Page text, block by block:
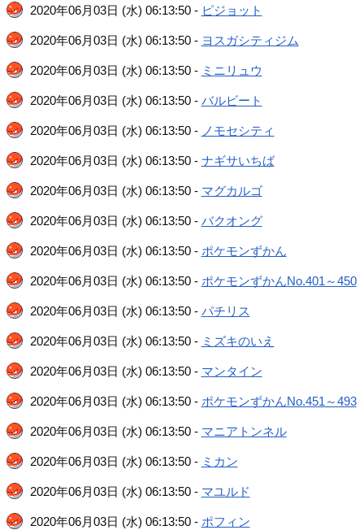
2020年06月03日 (水) 06:13:50 - ピジョット
2020年06月03日 (水) 06:13:50 - ヨスガシティジム
2020年06月03日 (水) 06:13:50 - ミニリュウ
2020年06月03日 (水) 06:13:50 - バルビート
2020年06月03日 (水) 06:13:50 - ノモセシティ
2020年06月03日 (水) 06:13:50 - ナギサいちば
2020年06月03日 (水) 06:13:50 - マグカルゴ
2020年06月03日 (水) 06:13:50 - バクオング
2020年06月03日 (水) 06:13:50 - ポケモンずかん
2020年06月03日 (水) 06:13:50 - ポケモンずかんNo.401～450
2020年06月03日 (水) 06:13:50 - パチリス
2020年06月03日 (水) 06:13:50 - ミズキのいえ
2020年06月03日 (水) 06:13:50 - マンタイン
2020年06月03日 (水) 06:13:50 - ポケモンずかんNo.451～493
2020年06月03日 (水) 06:13:50 - マニアトンネル
2020年06月03日 (水) 06:13:50 - ミカン
2020年06月03日 (水) 06:13:50 - マユルド
2020年06月03日 (水) 06:13:50 - ポフィン